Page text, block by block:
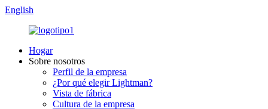
English
Hogar
Sobre nosotros
Perfil de la empresa
¿Por qué elegir Lightman?
Vista de fábrica
Cultura de la empresa